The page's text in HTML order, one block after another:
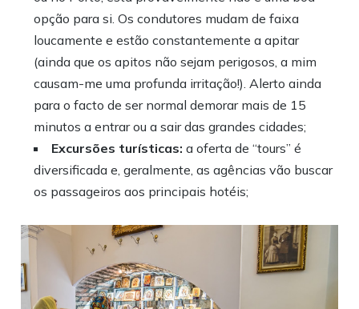
opção para si. Os condutores mudam de faixa
loucamente e estão constantemente a apitar
(ainda que os apitos não sejam perigosos, a mim
causam-me uma profunda irritação!). Alerto ainda
para o facto de ser normal demorar mais de 15
minutos a entrar ou a sair das grandes cidades;
Excursões turísticas: a oferta de “tours” é
diversificada e, geralmente, as agências vão buscar
os passageiros aos principais hotéis;